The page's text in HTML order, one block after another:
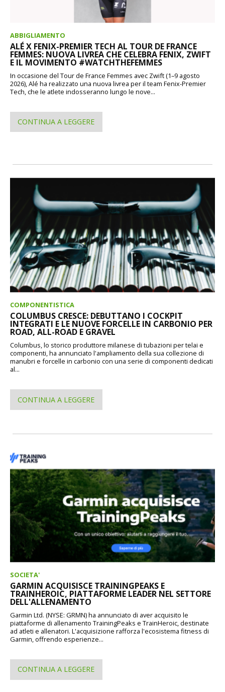
ABBIGLIAMENTO
ALÉ X FENIX-PREMIER TECH AL TOUR DE FRANCE
FEMMES: NUOVA LIVREA CHE CELEBRA FENIX, ZWIFT
E IL MOVIMENTO #WATCHTHEFEMMES
In occasione del Tour de France Femmes avec Zwift (1–9 agosto
2026), Alé ha realizzato una nuova livrea per il team Fenix-Premier
Tech, che le atlete indosseranno lungo le nove...
CONTINUA A LEGGERE
COMPONENTISTICA
COLUMBUS CRESCE: DEBUTTANO I COCKPIT
INTEGRATI E LE NUOVE FORCELLE IN CARBONIO PER
ROAD, ALL-ROAD E GRAVEL
Columbus, lo storico produttore milanese di tubazioni per telai e
componenti, ha annunciato l'ampliamento della sua collezione di
manubri e forcelle in carbonio con una serie di componenti dedicati
al...
CONTINUA A LEGGERE
SOCIETA'
GARMIN ACQUISISCE TRAININGPEAKS E
TRAINHEROIC, PIATTAFORME LEADER NEL SETTORE
DELL'ALLENAMENTO
Garmin Ltd. (NYSE: GRMN) ha annunciato di aver acquisito le
piattaforme di allenamento TrainingPeaks e TrainHeroic, destinate
ad atleti e allenatori. L'acquisizione rafforza l'ecosistema fitness di
Garmin, offrendo esperienze...
CONTINUA A LEGGERE